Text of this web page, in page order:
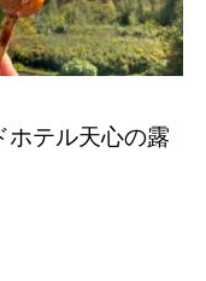
ホテル天心の露